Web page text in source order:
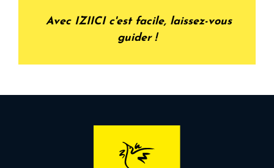
Avec IZIICI c'est facile, laissez-vous
guider !